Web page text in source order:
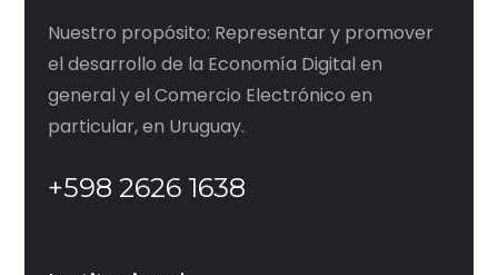
Nuestro propósito: Representar y promover
el desarrollo de la Economía Digital en
general y el Comercio Electrónico en
particular, en Uruguay.
+598 2626 1638